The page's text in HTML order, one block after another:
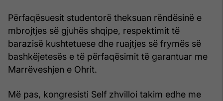
Përfaqësuesit studentorë theksuan rëndësinë e
mbrojtjes së gjuhës shqipe, respektimit të
barazisë kushtetuese dhe ruajtjes së frymës së
bashkëjetesës e të përfaqësimit të garantuar me
Marrëveshjen e Ohrit.
Më pas, kongresisti Self zhvilloi takim edhe me